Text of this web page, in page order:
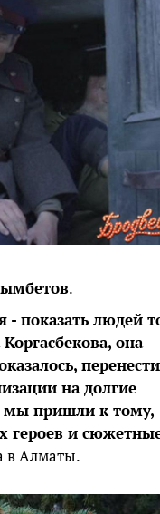
.
- показать людей
она
перенести
на долгие
мы пришли к тому,
героев и
в Алматы.